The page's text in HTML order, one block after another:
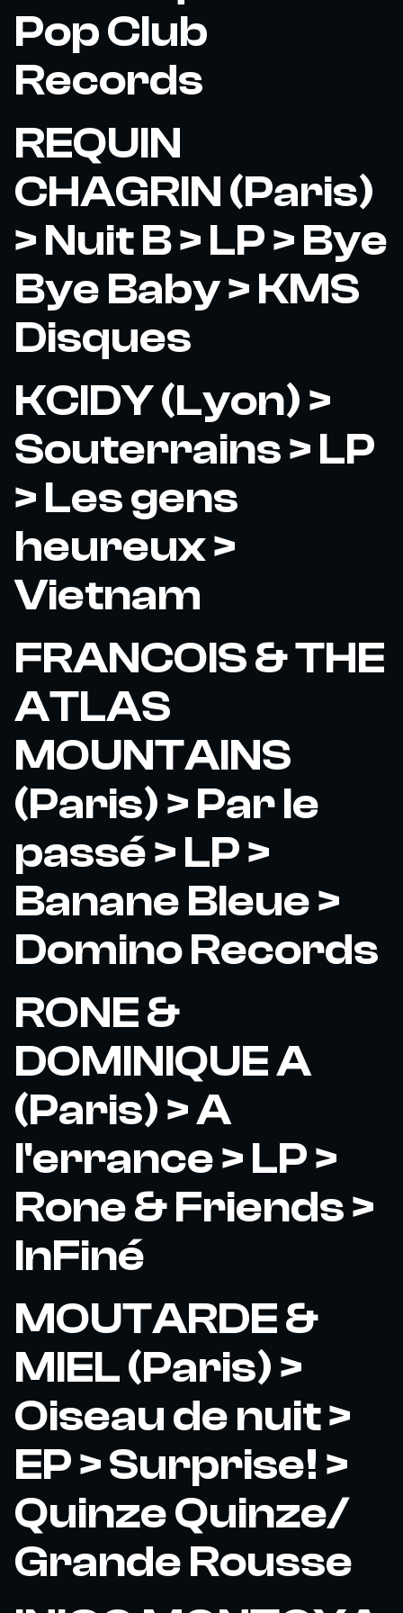
Pop Club
Records
REQUIN
CHAGRIN (Paris)
> Nuit B > LP > Bye
Bye Baby > KMS
Disques
KCIDY (Lyon) >
Souterrains > LP
> Les gens
heureux >
Vietnam
FRANCOIS & THE
ATLAS
MOUNTAINS
(Paris) > Par le
passé > LP >
Banane Bleue >
Domino Records
RONE &
DOMINIQUE A
(Paris) > A
l'errance > LP >
Rone & Friends >
InFiné
MOUTARDE &
MIEL (Paris) >
Oiseau de nuit >
EP > Surprise! >
Quinze Quinze/
Grande Rousse